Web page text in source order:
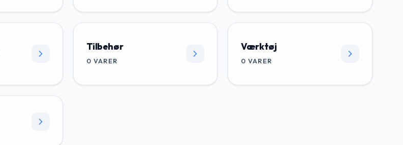
Tilbehør
0 VARER
Værktøj
0 VARER